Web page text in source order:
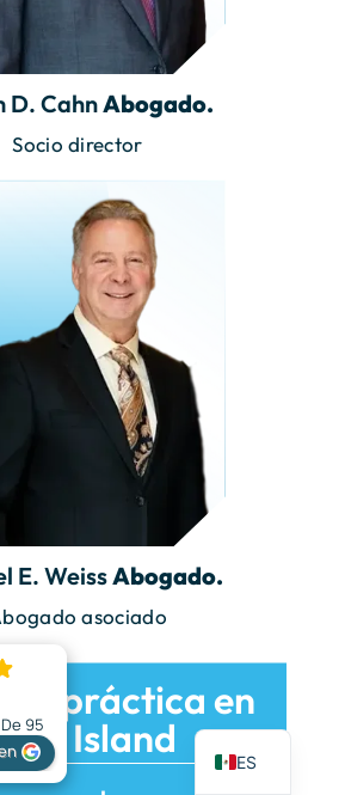
D. CahnAbogado.
Socio director
E. WeissAbogado.
asociado
de práctica en
Island
95
ES